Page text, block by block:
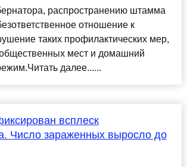
распространению штамма
отношение к
таких профилактических мер,
общественных мест и домашний
далее......
всплеск
Число зараженных выросло до